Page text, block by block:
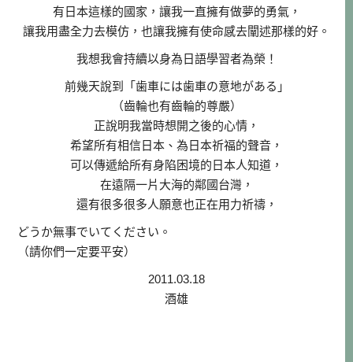
有日本這樣的國家，讓我一直擁有做夢的勇氣，
讓我用盡全力去模仿，也讓我擁有使命感去闡述那樣的好。
我想我會持續以身為日語學習者為榮！
前幾天說到「歯車には歯車の意地がある」
（齒輪也有齒輪的尊嚴）
正說明我當時想開之後的心情，
希望所有相信日本、為日本祈福的聲音，
可以傳遞給所有身陷困境的日本人知道，
在遠隔一片大海的鄰國台灣，
還有很多很多人願意也正在用力祈禱，
どうか無事でいてください。
（請你們一定要平安）
2011.03.18
酒雄